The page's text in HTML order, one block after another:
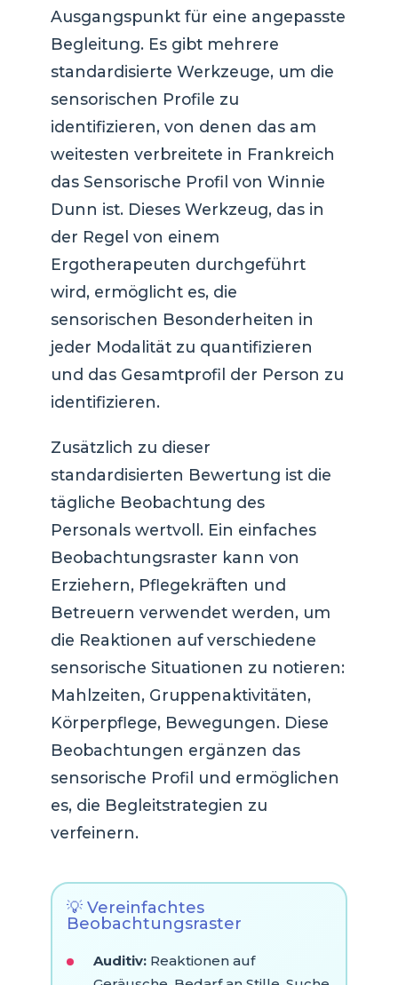
Ausgangspunkt für eine angepasste
Begleitung. Es gibt mehrere
standardisierte Werkzeuge, um die
sensorischen Profile zu
identifizieren, von denen das am
weitesten verbreitete in Frankreich
das Sensorische Profil von Winnie
Dunn ist. Dieses Werkzeug, das in
der Regel von einem
Ergotherapeuten durchgeführt
wird, ermöglicht es, die
sensorischen Besonderheiten in
jeder Modalität zu quantifizieren
und das Gesamtprofil der Person zu
identifizieren.
Zusätzlich zu dieser
standardisierten Bewertung ist die
tägliche Beobachtung des
Personals wertvoll. Ein einfaches
Beobachtungsraster kann von
Erziehern, Pflegekräften und
Betreuern verwendet werden, um
die Reaktionen auf verschiedene
sensorische Situationen zu notieren:
Mahlzeiten, Gruppenaktivitäten,
Körperpflege, Bewegungen. Diese
Beobachtungen ergänzen das
sensorische Profil und ermöglichen
es, die Begleitstrategien zu
verfeinern.
💡 Vereinfachtes
Beobachtungsraster
Auditiv:Reaktionen auf